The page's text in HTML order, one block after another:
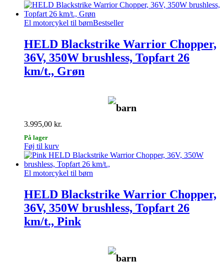
El motorcykel til børnBestseller
HELD Blackstrike Warrior Chopper,
36V, 350W brushless, Topfart 26
km/t., Grøn
barn
3.995,00 kr.
På lager
Føj til kurv
El motorcykel til børn
HELD Blackstrike Warrior Chopper,
36V, 350W brushless, Topfart 26
km/t., Pink
barn